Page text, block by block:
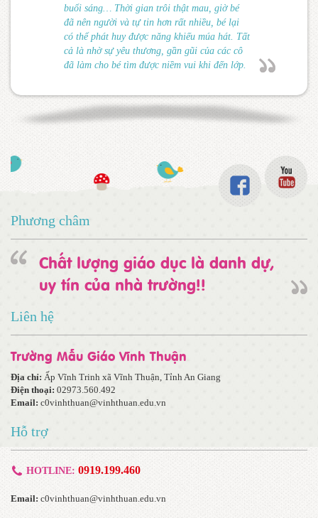
buổi sáng… Thời gian trôi thật mau, giờ bé
đã nên người và tự tin hơn rất nhiều, bé lại
có thể phát huy được năng khiếu múa hát. Tất
cả là nhờ sự yêu thương, gần gũi của các cô
đã làm cho bé tìm được niềm vui khi đến lớp.
Phương châm
Chất lượng giáo dục là danh dự,
uy tín của nhà trường!!
Liên hệ
Trường Mẫu Giáo Vĩnh Thuận
Địa chỉ: Ấp Vĩnh Trinh xã Vĩnh Thuận, Tỉnh An Giang
Điện thoại: 02973.560.492
Email: c0vinhthuan@vinhthuan.edu.vn
Hỗ trợ
HOTLINE: 0919.199.460
Email: c0vinhthuan@vinhthuan.edu.vn